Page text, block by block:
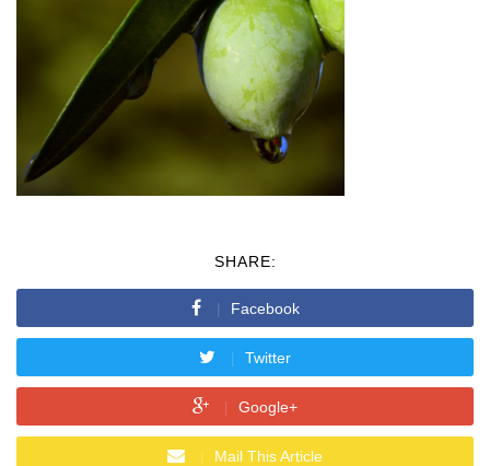
SHARE:
Facebook
Twitter
Google+
Mail This Article